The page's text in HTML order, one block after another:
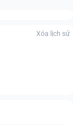
Xóa lịch sử